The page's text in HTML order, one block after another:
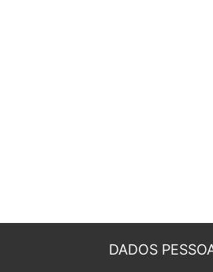
DADOS